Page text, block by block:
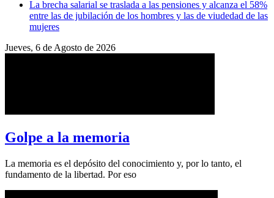
La brecha salarial se traslada a las pensiones y alcanza el 58%
entre las de jubilación de los hombres y las de viudedad de las
mujeres
Jueves, 6 de Agosto de 2026
Golpe a la memoria
La memoria es el depósito del conocimiento y, por lo tanto, el
fundamento de la libertad. Por eso